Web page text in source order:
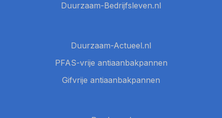
Duurzaam-Bedrijfsleven.nl
Duurzaam-Actueel.nl
PFAS-vrije antiaanbakpannen
Gifvrije antiaanbakpannen